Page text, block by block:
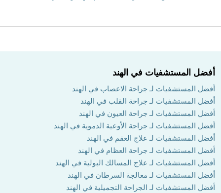
أفضل المستشفيات في الهند
أفضل المستشفيات لـ جراحة الاعصاب في الهند
أفضل المستشفيات لـ جراحة القلب في الهند
أفضل المستشفيات لـ جراحة العيون في الهند
أفضل المستشفيات لـ جراحة الأوعية الدموية في الهند
أفضل المستشفيات لـ علاج العقم في الهند
أفضل المستشفيات لـ جراحة العظام في الهند
أفضل المستشفيات لـ علاج المسالك البولية في الهند
أفضل المستشفيات لـ معالجة السرطان في الهند
أفضل المستشفيات لـ الجراحة التجميلية في الهند